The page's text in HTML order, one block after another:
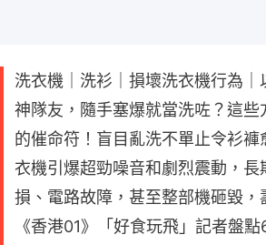
洗衣機｜洗衫｜損壞洗衣機行為
神隊友，隨手塞爆就當洗咗？這些
的催命符！盲目亂洗不單止令衫
衣機引爆超勁噪音和劇烈震動，長
損、電路故障，甚至整部機砸毀，
《香港01》「好食玩飛」記者盤